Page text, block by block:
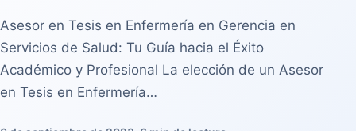
Asesor en Tesis en Enfermería en Gerencia en
Servicios de Salud: Tu Guía hacia el Éxito
Académico y Profesional La elección de un Asesor
en Tesis en Enfermería…